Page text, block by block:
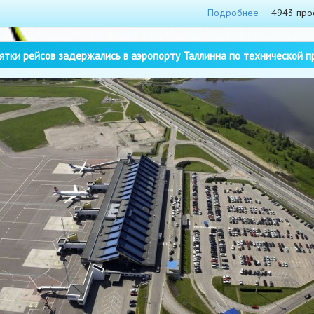
Подробнее 4943
рейсов задержались в аэропорту Таллинна по технической